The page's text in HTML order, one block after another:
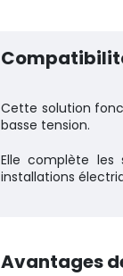
Cette solution
basse tension.
Elle complète
installations
Avantages